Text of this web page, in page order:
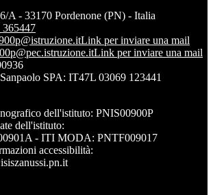
A - 33170 Pordenone (PN) - Italia
365447
Link per inviare una mail
Link per inviare una mail
SPA: IT47L 03069 123441
dell'istituto: PNIS00900P
dell'istituto:
- ITI MODA: PNTF009017
accessibilità: